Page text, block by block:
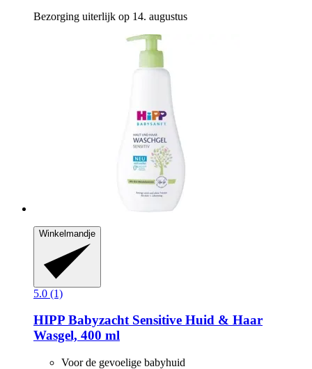
Bezorging uiterlijk op 14. augustus
Winkelmandje
5.0 (1)
HIPP Babyzacht Sensitive Huid & Haar
Wasgel, 400 ml
Voor de gevoelige babyhuid